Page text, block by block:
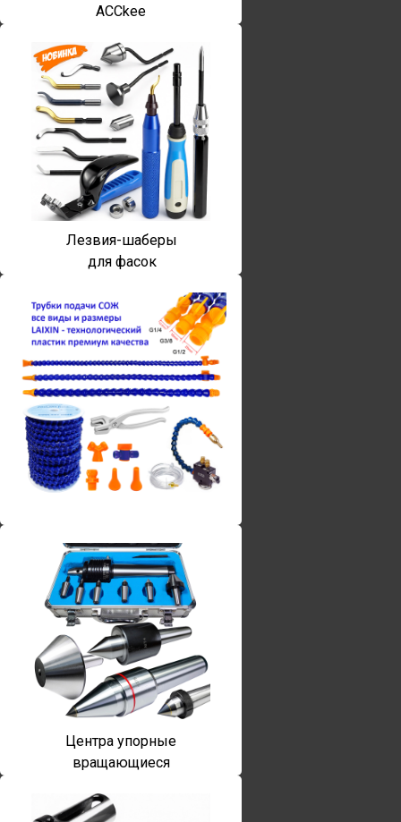
ACCkee
Лезвия-шаберы
для фасок
Винты torx
Центра упорные
вращающиеся